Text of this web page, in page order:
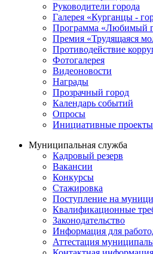
Руководители города
Галерея «Курганцы -
Программа «Любимый
Премия «Трудящаяся
Противодействие
Фотогалерея
Видеоновости
Награды
Прозрачный город
Календарь событий
Опросы
Инициативные проекты
Муниципальная служба
Кадровый резерв
Вакансии
Конкурсы
Стажировка
Поступление на
Квалификационные
Законодательство
Информация для
Аттестация